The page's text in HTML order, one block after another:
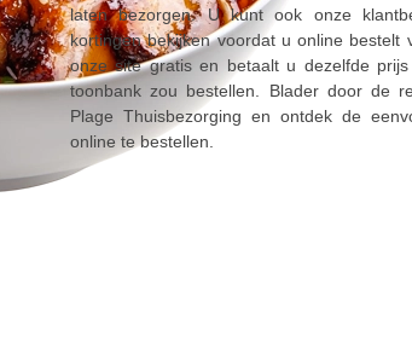
laten bezorgen. U kunt ook onze
kortingen bekijken voordat u online bestelt
onze site gratis en betaalt u dezelfde
toonbank zou bestellen. Blader door de
Plage Thuisbezorging en ontdek de
online te bestellen.